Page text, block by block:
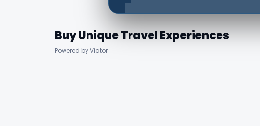
Buy Unique Travel Experiences
Powered by Viator